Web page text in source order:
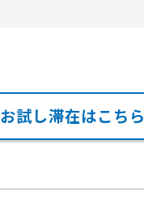
お試し滞在はこちら